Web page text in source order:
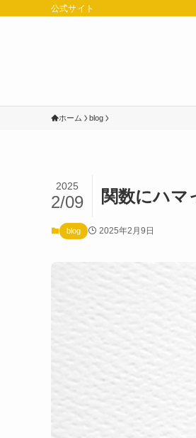
公式サイト
ホーム blog
関数にハ
2025
2/09
blog 2025年2月9日